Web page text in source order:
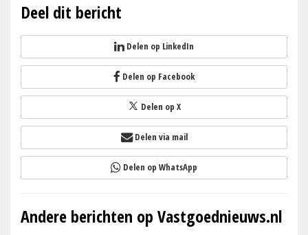
Deel dit bericht
Delen op LinkedIn
Delen op Facebook
Delen op X
Delen via mail
Delen op WhatsApp
Andere berichten op Vastgoednieuws.nl